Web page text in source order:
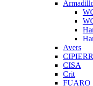
Avers
CISA
Crit
FUARO